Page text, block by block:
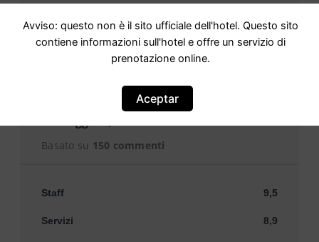
Opinioni
Basato su 150 commenti
Staff 9,5
Servizi 8,9
Avviso: questo non è il sito ufficiale dell'hotel. Questo sito
contiene informazioni sull'hotel e offre un servizio di
prenotazione online.
Aceptar